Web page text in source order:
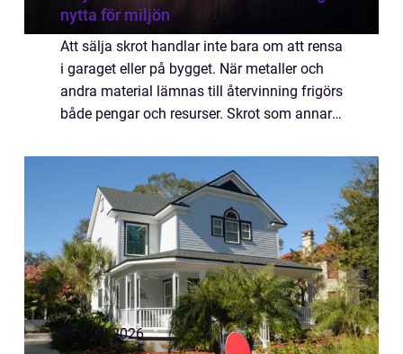
nytta för miljön
Att sälja skrot handlar inte bara om att rensa
i garaget eller på bygget. När metaller och
andra material lämnas till återvinning frigörs
både pengar och resurser. Skrot som annars
råvara i nya produkter, ...
05 april 2026